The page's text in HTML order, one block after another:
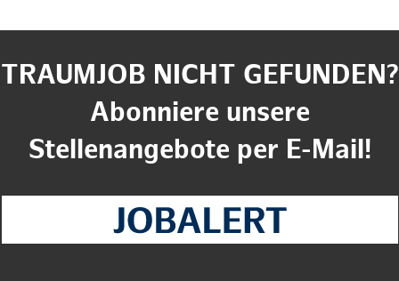
TRAUMJOB NICHT GEFUNDEN?
Abonniere unsere
Stellenangebote per E-Mail!